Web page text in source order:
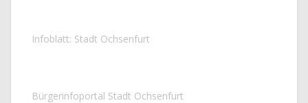
Infoblatt: Stadt Ochsenfurt
Bürgerinfoportal Stadt Ochsenfurt